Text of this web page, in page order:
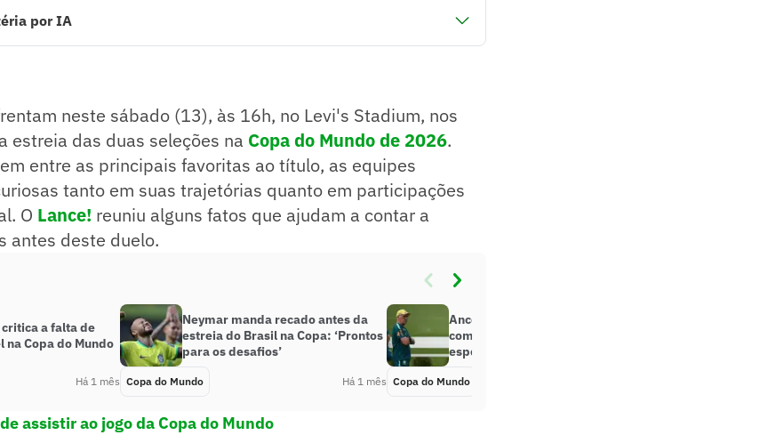
por IA
jornalista!neste sábado (13), às 16h, no Levi's Stadium, nos
estreia das duas seleções na Copa do Mundo de 2026.
entre as principais favoritas ao título, as equipes
tanto em suas trajetórias quanto em participações
O Lance! reuniu alguns fatos que ajudam a contar a
antes deste duelo.
a falta de
Copa do Mundo
Há 1 mês
Neymar manda recado antes da
estreia do Brasil na Copa: ‘Prontos
para os desafios’
Copa do Mundo Há 1 mês
Ancelotti celebra estreia em Copas
com o Brasil: ‘Capítulo muito
especial’
Copa do Mundo
assistir ao jogo da Copa do Mundo